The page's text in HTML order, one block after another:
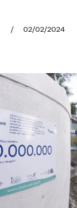
/ 02/02/2024